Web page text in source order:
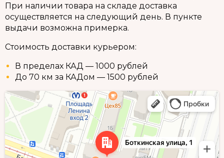
При наличии товара на складе доставка
осуществляется на следующий день. В пункте
выдачи возможна примерка.
Стоимость доставки курьером:
В пределах КАД — 1000 рублей
До 70 км за КАДом — 1500 рублей